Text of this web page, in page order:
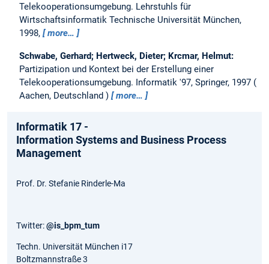
Telekooperationsumgebung. Lehrstuhls für
Wirtschaftsinformatik Technische Universität München,
1998,
more…
Schwabe, Gerhard; Hertweck, Dieter; Krcmar, Helmut:
Partizipation und Kontext bei der Erstellung einer
Telekooperationsumgebung. Informatik '97, Springer, 1997
Aachen, Deutschland
more…
Informatik 17 -
Information Systems and Business Process
Management
Prof. Dr. Stefanie Rinderle-Ma
Twitter:@is_bpm_tum
Techn. Universität München i17
Boltzmannstraße 3